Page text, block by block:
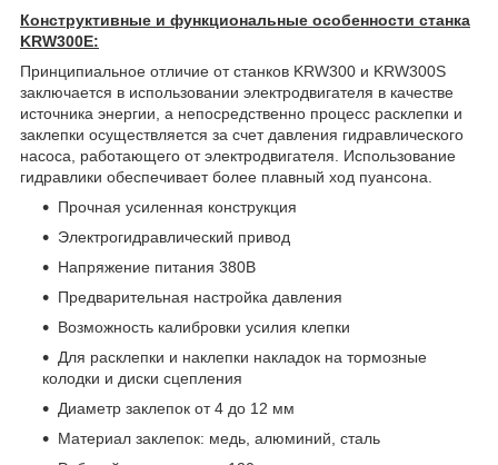
Конструктивные и функциональные особенности станка
KRW300E:
Принципиальное отличие от станков KRW300 и KRW300S
заключается в использовании электродвигателя в качестве
источника энергии, а непосредственно процесс расклепки и
заклепки осуществляется за счет давления гидравлического
насоса, работающего от электродвигателя. Использование
гидравлики обеспечивает более плавный ход пуансона.
Прочная усиленная конструкция
Электрогидравлический привод
Напряжение питания 380В
Предварительная настройка давления
Возможность калибровки усилия клепки
Для расклепки и наклепки накладок на тормозные
колодки и диски сцепления
Диаметр заклепок от 4 до 12 мм
Материал заклепок: медь, алюминий, сталь